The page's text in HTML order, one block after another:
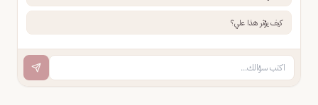
كيف يؤثر هذا علي؟